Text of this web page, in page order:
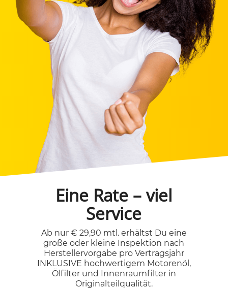
Eine Rate – viel
Service
Ab nur € 29,90 mtl. erhältst Du eine
große oder kleine Inspektion nach
Herstellervorgabe pro Vertragsjahr
INKLUSIVE hochwertigem Motorenöl,
Ölfilter und Innenraumfilter in
Originalteilqualität.